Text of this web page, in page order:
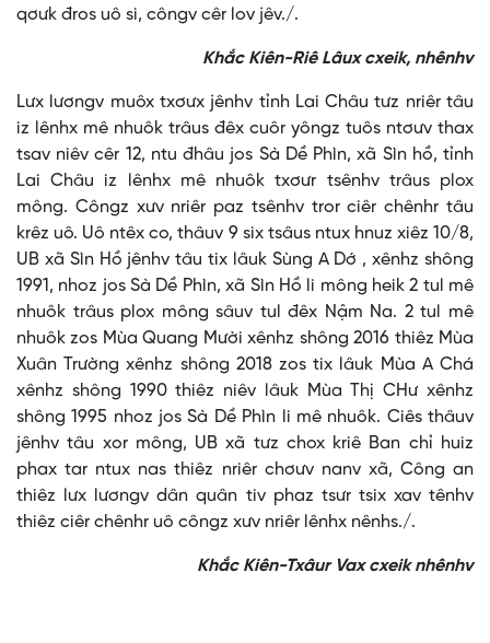
qơưk đros uô si, côngv cêr lov jêv./.
Khắc Kiên-Riê Lâux cxeik, nhênhv
Lưx lươngv muôx txơưx jênhv tỉnh Lai Châu tưz nriêr tâu
iz lênhx mê nhuôk trâus đêx cuôr yôngz tuôs ntơưv thax
tsav niêv cêr 12, ntu đhâu jos Sà Dề Phìn, xã Sìn hồ, tỉnh
Lai Châu iz lênhx mê nhuôk txơưr tsênhv trâus plox
mông. Côngz xưv nriêr paz tsênhv tror ciêr chênhr tâu
krêz uô. Uô ntêx co, thâuv 9 six tsâus ntux hnuz xiêz 10/8,
UB xã Sìn Hồ jênhv tâu tix lâuk Sùng A Dớ , xênhz shông
1991, nhoz jos Sà Dề Phìn, xã Sìn Hồ li mông heik 2 tul mê
nhuôk trâus plox mông sâuv tul đêx Nậm Na. 2 tul mê
nhuôk zos Mùa Quang Mười xênhz shông 2016 thiêz Mùa
Xuân Trường xênhz shông 2018 zos tix lâuk Mùa A Chá
xênhz shông 1990 thiêz niêv lâuk Mùa Thị CHư xênhz
shông 1995 nhoz jos Sà Dề Phìn li mê nhuôk. Ciês thâuv
jênhv tâu xor mông, UB xã tưz chox kriê Ban chỉ huiz
phax tar ntux nas thiêz nriêr chơưv nanv xã, Công an
thiêz lưx lươngv dân quân tiv phaz tsưr tsix xav tênhv
thiêz ciêr chênhr uô côngz xưv nriêr lênhx nênhs./.
Khắc Kiên-Txâur Vax cxeik nhênhv